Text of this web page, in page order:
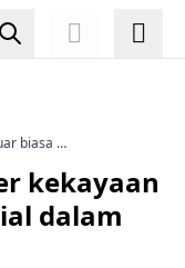
biasa di
kekayaan
dalam